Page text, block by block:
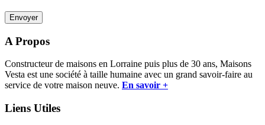
A Propos
Constructeur de maisons en Lorraine puis plus de 30 ans, Maisons
Vesta est une société à taille humaine avec un grand savoir-faire au
service de votre maison neuve. En savoir +
Liens Utiles